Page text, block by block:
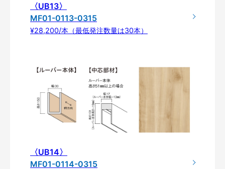
〈UB13〉
MF01-0113-0315
¥28,200/本（最低発注数量は30本）
〈UB14〉
MF01-0114-0315